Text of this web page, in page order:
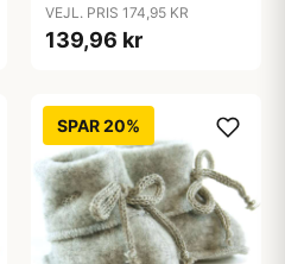
VEJL. PRIS 174,95 KR
139,96 kr
SPAR 20%